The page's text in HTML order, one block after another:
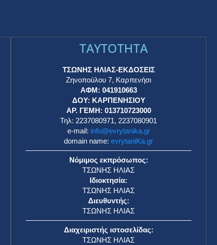
TAYTOTHTA
ΤΣΩΝΗΣ ΗΛΙΑΣ-ΕΚΔΟΣΕΙΣ
Ζηνοπούλου 7, Καρπενήσι
ΑΦΜ: 041910663
ΔΟΥ: ΚΑΡΠΕΝΗΣΙΟΥ
ΑΡ. ΓΕΜΗ: 013710723000
Τηλ: 2237080971, 2237080901
e-mail: info@evrytanika.gr
domain name: evrytaniKa.gr
Νόμιμος εκπρόσωπος:
ΤΣΩΝΗΣ ΗΛΙΑΣ
Ιδιοκτησία:
ΤΣΩΝΗΣ ΗΛΙΑΣ
Διευθυντής:
ΤΣΩΝΗΣ ΗΛΙΑΣ
Διαχειριστής ιστοσελίδας:
ΤΣΩΝΗΣ ΗΛΙΑΣ